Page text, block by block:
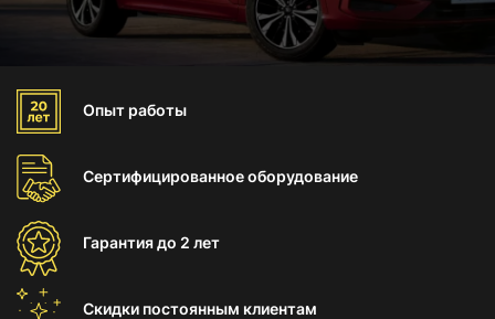
Опыт работы
Сертифицированноеоборудование
Гарантиядо 2 лет
Скидки постоянным клиентам